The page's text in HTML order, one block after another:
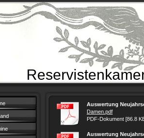
Auswertung
Damen.pdf
PDF-Dokument [86.8
Auswertung